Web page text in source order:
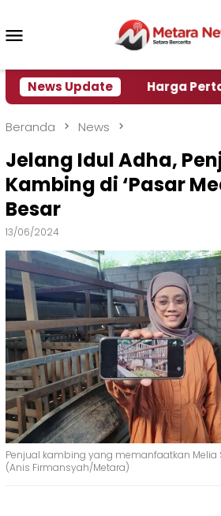
konten
News Update
Krisi Air Harga Pertamax
Beranda News
Jelang Idul Adha,
Kambing di ‘Pasar
Besar
13/06/2024
Penjual kambing yang memanfaatkan Melia
(Anis Firmansyah/Metara)